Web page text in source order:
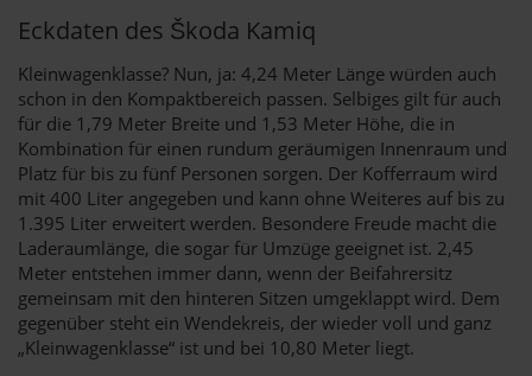
Eckdaten des Škoda Kamiq
Kleinwagenklasse? Nun, ja: 4,24 Meter Länge würden auch
schon in den Kompaktbereich passen. Selbiges gilt für auch
für die 1,79 Meter Breite und 1,53 Meter Höhe, die in
Kombination für einen rundum geräumigen Innenraum und
Platz für bis zu fünf Personen sorgen. Der Kofferraum wird
mit 400 Liter angegeben und kann ohne Weiteres auf bis zu
1.395 Liter erweitert werden. Besondere Freude macht die
Laderaumlänge, die sogar für Umzüge geeignet ist. 2,45
Meter entstehen immer dann, wenn der Beifahrersitz
gemeinsam mit den hinteren Sitzen umgeklappt wird. Dem
gegenüber steht ein Wendekreis, der wieder voll und ganz
„Kleinwagenklasse“ ist und bei 10,80 Meter liegt.